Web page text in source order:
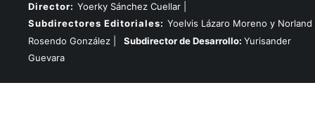
Director: Yoerky Sánchez Cuellar |
Subdirectores Editoriales: Yoelvis Lázaro Moreno y Norland
Rosendo González |
Subdirector de Desarrollo: Yurisander
Guevara